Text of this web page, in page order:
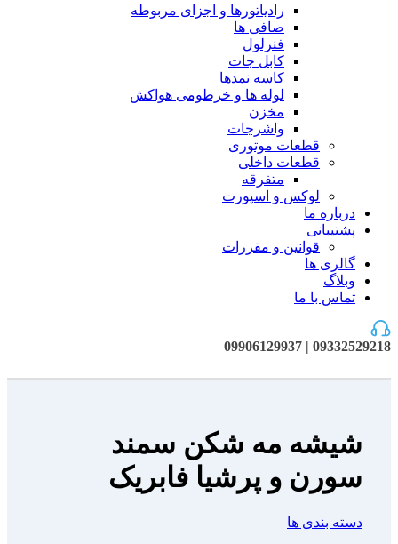
رادیاتورها و اجزای مربوطه
صافی ها
فنرلول
کابل جات
کاسه نمدها
لوله ها و خرطومی هواکش
مخزن
واشرجات
قطعات موتوری
قطعات داخلی
متفرقه
لوکس و اسپورت
درباره ما
پشتیبانی
قوانین و مقررات
گالری ها
وبلاگ
تماس با ما
09332529218 | 09906129937
شیشه مه شکن سمند
سورن و پرشیا فابریک
دسته بندی ها